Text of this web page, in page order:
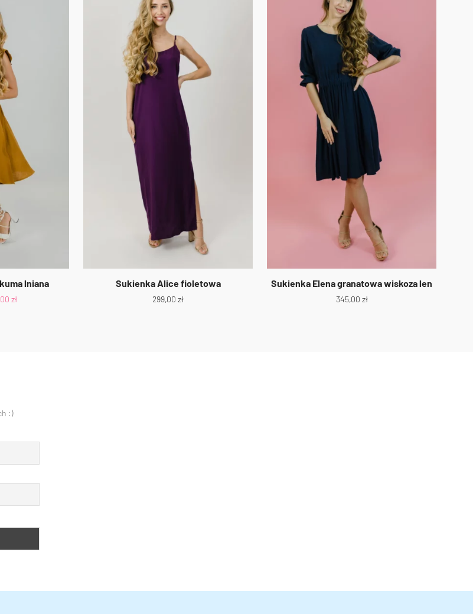
lniana
zł
Sukienka Alice fioletowa
299,00 zł
Sukienka Elena granatowa wiskoza len
345,00 zł
:)